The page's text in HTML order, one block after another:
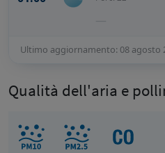
—
Ultimo aggiornamento: 08 agosto
Qualità dell'aria e